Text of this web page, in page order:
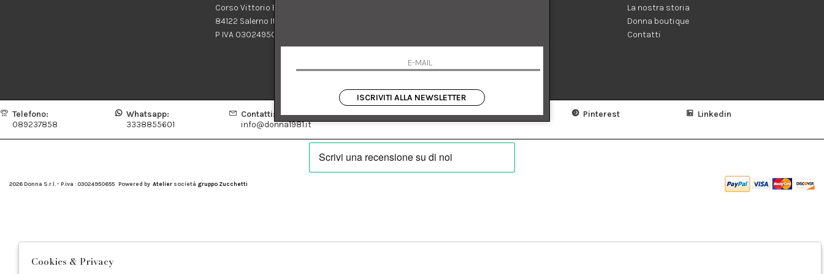
Corso Vittorio Emanuele 182
84122 Salerno Italia
P IVA 03024950655
Termini e condizioni
Condizioni di vendita
Spedizione
La nostra storia
Donna boutique
Contatti
Telefono:
089237858
Whatsapp:
3338855601
Contatti:
info@donna1981.it
Facebook Instagram Pinterest Linkedin
2026 Donna S.r.l. - P.iva : 03024950655 Powered by Atelier società gruppo Zucchetti
ISCRIVITI ALLA NEWSLETTER
Cookies & Privacy